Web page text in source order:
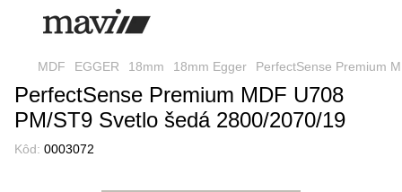
MDF EGGER 18mm 18mm Egger PerfectSense Premium
PerfectSense Premium MDF U708
PM/ST9 Svetlo šedá 2800/2070/19
Kôd: 0003072